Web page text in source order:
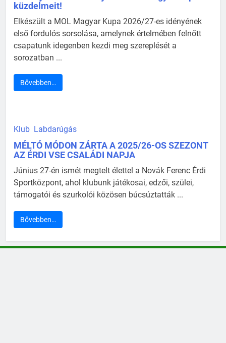
küzdelmeit!
Elkészült a MOL Magyar Kupa 2026/27-es idényének
első fordulós sorsolása, amelynek értelmében felnőtt
csapatunk idegenben kezdi meg szereplését a
sorozatban ...
Bővebben…
Klub Labdarúgás
MÉLTÓ MÓDON ZÁRTA A 2025/26-OS SZEZONT
AZ ÉRDI VSE CSALÁDI NAPJA
Június 27-én ismét megtelt élettel a Novák Ferenc Érdi
Sportközpont, ahol klubunk játékosai, edzői, szülei,
támogatói és szurkolói közösen búcsúztatták ...
Bővebben…